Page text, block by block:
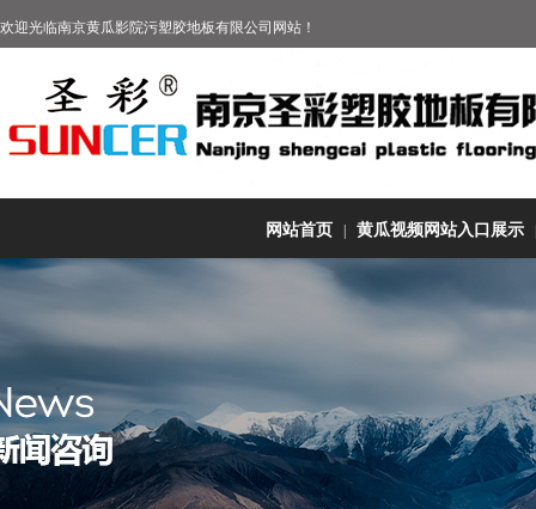
欢迎光临南京黄瓜影院污塑胶地板有限公司 网站！
网站首页 黄瓜视频网站入口展示